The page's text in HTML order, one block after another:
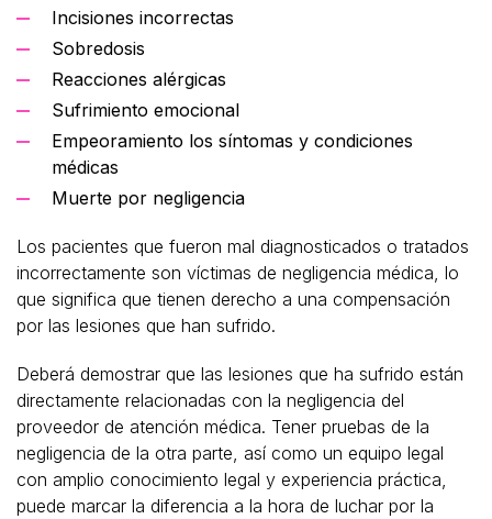
Incisiones incorrectas
Sobredosis
Reacciones alérgicas
Sufrimiento emocional
Empeoramiento los síntomas y condiciones
médicas
Muerte por negligencia
Los pacientes que fueron mal diagnosticados o tratados
incorrectamente son víctimas de negligencia médica, lo
que significa que tienen derecho a una compensación
por las lesiones que han sufrido.
Deberá demostrar que las lesiones que ha sufrido están
directamente relacionadas con la negligencia del
proveedor de atención médica. Tener pruebas de la
negligencia de la otra parte, así como un equipo legal
con amplio conocimiento legal y experiencia práctica,
puede marcar la diferencia a la hora de luchar por la